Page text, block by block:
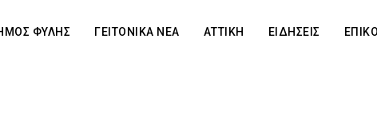
ΦΥΛΗΣ ΓΕΙΤΟΝΙΚΑ ΝΕΑ ΑΤΤΙΚΗ ΕΙΔΗΣΕΙΣ